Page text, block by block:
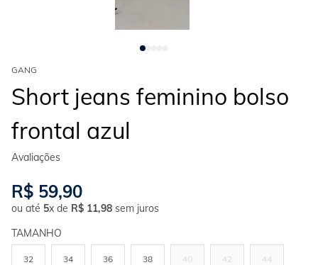
GANG
Short jeans feminino bolso
frontal azul
R$ 59,90
ou até 5x de R$ 11,98 sem juros
TAMANHO
32 34 36 38 40 42 44